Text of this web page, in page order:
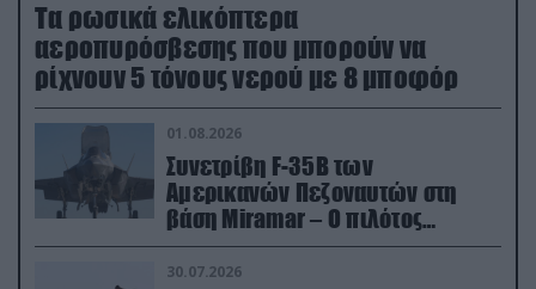
Τα ρωσικά ελικόπτερα
αεροπυρόσβεσης που μπορούν να
ρίχνουν 5 τόνους νερού με 8 μποφόρ
01.08.2026
Συνετρίβη F-35B των
Αμερικανών Πεζοναυτών στη
βάση Miramar – Ο πιλότος
εκτινάχθηκε εγκαίρως
30.07.2026